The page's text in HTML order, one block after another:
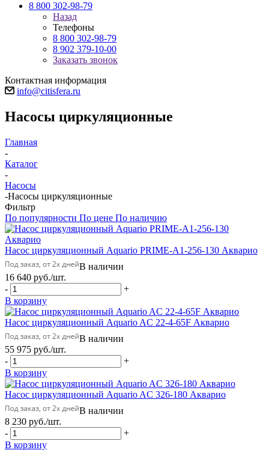
8 800 302-98-79
Назад
Телефоны
8 800 302-98-79
8 902 379-10-00
Заказать звонок
Контактная информация
info@citisfera.ru
Насосы циркуляционные
Главная
-
Каталог
-
Насосы
-Насосы циркуляционные
Фильтр
По популярности По цене По наличию
Насос циркуляционный Aquario PRIME-A1-256-130 Акварио
В наличии
16 640 руб./шт.
-
+
В корзину
Насос циркуляционный Aquario AC 22-4-65F Акварио
В наличии
55 975 руб./шт.
-
+
В корзину
Насос циркуляционный Aquario AC 326-180 Акварио
В наличии
8 230 руб./шт.
-
+
В корзину